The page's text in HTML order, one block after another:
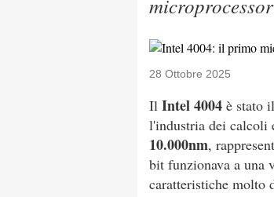
28 Ottobre 2025
Il Intel 4004 è stato
l'industria dei calcoli
10.000nm,
bit funzionava a una
caratteristiche molto